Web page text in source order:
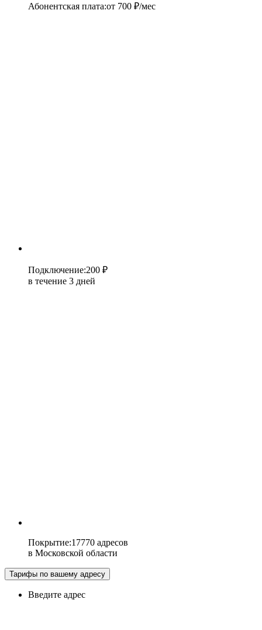
Абонентская плата:от 700 ₽/мес
Подключение:200 ₽
в течение 3 дней
Покрытие:17770 адресов
в Московской области
Тарифы по вашему адресу
Введите адрес